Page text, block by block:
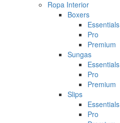
Ropa Interior
Boxers
Essentials
Pro
Premium
Sungas
Essentials
Pro
Premium
Slips
Essentials
Pro